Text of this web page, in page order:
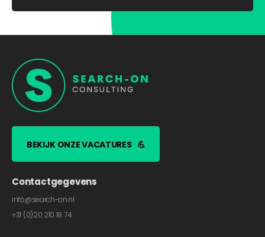
BEKIJK ONZE VACATURES 💪
Contactgegevens
info@search-on.nl
+31 (0)20 210 18 74